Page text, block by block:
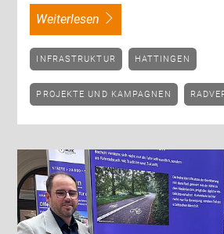
weiterlesen
INFRASTRUKTUR HATTINGEN
PROJEKTE UND KAMPAGNEN